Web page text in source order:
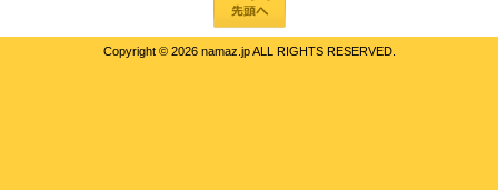
Copyright © 2026 namaz.jp ALL RIGHTS RESERVED.